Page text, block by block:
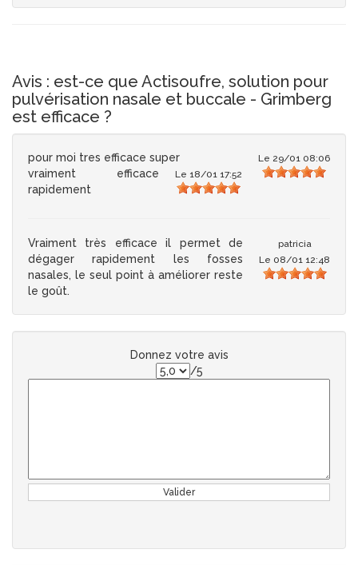
Avis : est-ce que Actisoufre, solution pour
pulvérisation nasale et buccale - Grimberg
est efficace ?
Le 29/01 08:06
pour moi tres efficace super
Le 18/01 17:52
vraiment efficace
rapidement
patricia
Le 08/01 12:48
Vraiment très efficace il permet de
dégager rapidement les fosses
nasales, le seul point à améliorer reste
le goût.
Donnez votre avis
/5
Valider